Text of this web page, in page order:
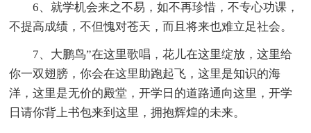
6、就学机会来之不易，如不再珍惜，不专心功课，
不提高成绩，不但愧对苍天，而且将来也难立足社会。
7、大鹏鸟”在这里歌唱，花儿在这里绽放，这里给
你一双翅膀，你会在这里助跑起飞，这里是知识的海
洋，这里是无价的殿堂，开学日的道路通向这里，开学
日请你背上书包来到这里，拥抱辉煌的未来。